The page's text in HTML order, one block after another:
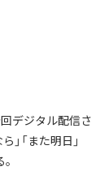
デジタル配信さ
」「また明日」